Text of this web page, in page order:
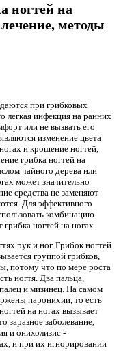
ногтей на
методы
при грибковых
легкая инфекция на ранних
или не вызвать его
изменение цвета
и крошение ногтей,
грибка ногтей на
чайного дерева или
может значительно
средства не заменяют
Для эффективного
комбинацию
ногтей на ногах.
рук и ног. Грибок ногтей
группой грибков,
потому что по мере роста
ногтя. Два пальца,
и мизинец. На самом
паронихии, то есть
на ногах вызывает
заразное заболевание,
и онихолизис -
и при их игнорировании